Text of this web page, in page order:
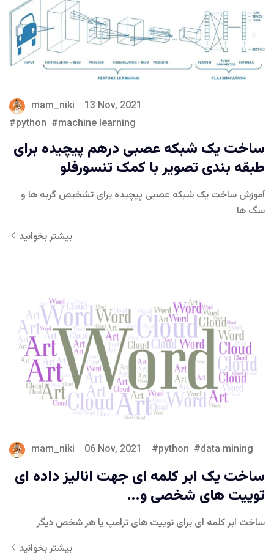
mam_niki
13 Nov, 2021
python
machine learning
ساخت یک شبکه عصبی درهم پیچیده برای
طبقه بندی تصویر با کمک تنسورفلو
آموزش ساخت یک شبکه عصبی پیچیده برای تشخیص گربه ها و
سگ ها
بیشتر بخوانید
mam_niki 06 Nov, 2021 python data mining
ساخت یک ابر کلمه ای جهت انالیز داده ای
توییت های شخصی و...
ساخت ابر کلمه ای برای توییت های ترامپ یا هر شخص دیگر
بیشتر بخوانید